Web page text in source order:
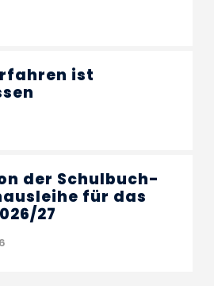
ist
der Schulbuch-
für das
27